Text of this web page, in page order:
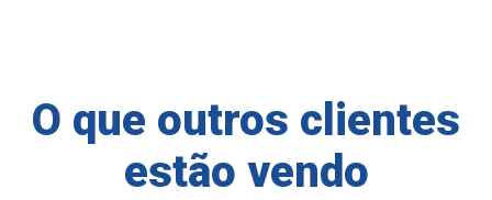
O que outros clientes
estão vendo